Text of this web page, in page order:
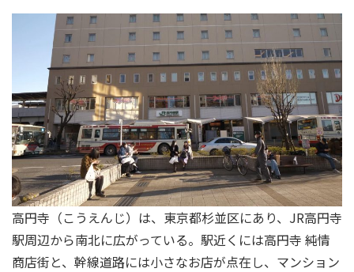
高円寺（こうえんじ）は、東京都杉並区にあり、JR高円寺
駅周辺から南北に広がっている。駅近くには高円寺 純情
商店街と、幹線道路には小さなお店が点在し、マンション